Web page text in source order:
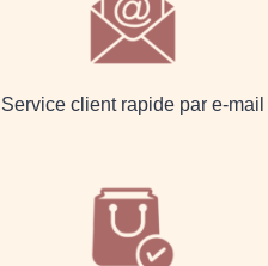
Service client rapide par e-mail